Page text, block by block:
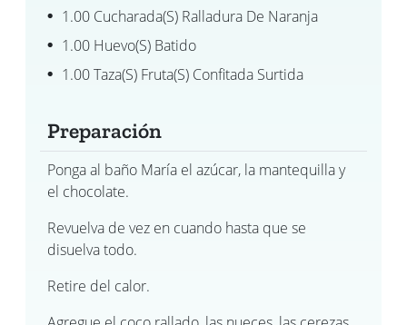
1.00 Cucharada(s) Ralladura De Naranja
1.00 Huevo(s) Batido
1.00 Taza(s) Fruta(s) Confitada Surtida
Preparación
Ponga al baño María el azúcar, la mantequilla y
el chocolate.
Revuelva de vez en cuando hasta que se
disuelva todo.
Retire del calor.